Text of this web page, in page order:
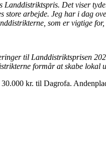
Landdistriktspris. Det viser
store arbejde. Jeg har i dag
som er vigtige
til Landdistriktsprisen
formår at skabe
kr. til Dagrofa.